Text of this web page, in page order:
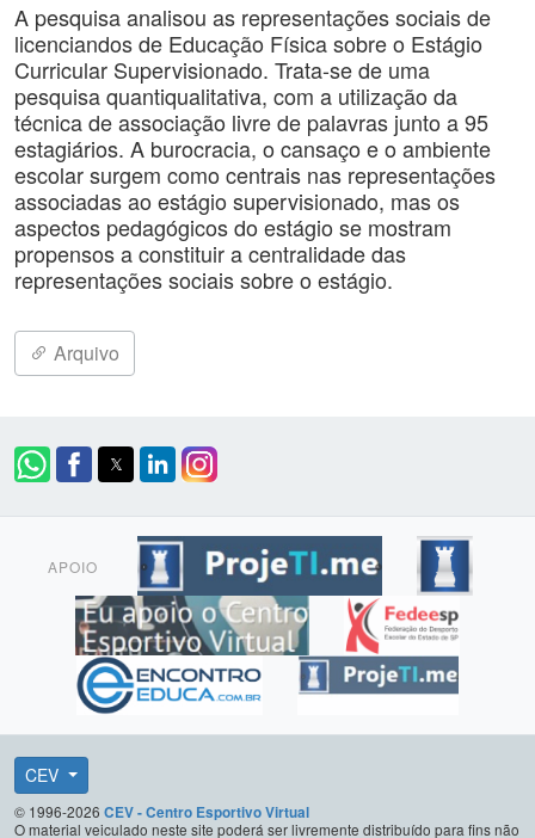
A pesquisa analisou as representações sociais de
licenciandos de Educação Física sobre o Estágio
Curricular Supervisionado. Trata-se de uma
pesquisa quantiqualitativa, com a utilização da
técnica de associação livre de palavras junto a 95
estagiários. A burocracia, o cansaço e o ambiente
escolar surgem como centrais nas representações
associadas ao estágio supervisionado, mas os
aspectos pedagógicos do estágio se mostram
propensos a constituir a centralidade das
representações sociais sobre o estágio.
Arquivo
APOIO
CEV
© 1996-2026 CEV - Centro Esportivo Virtual
O material veiculado neste site poderá ser livremente distribuído para fins não